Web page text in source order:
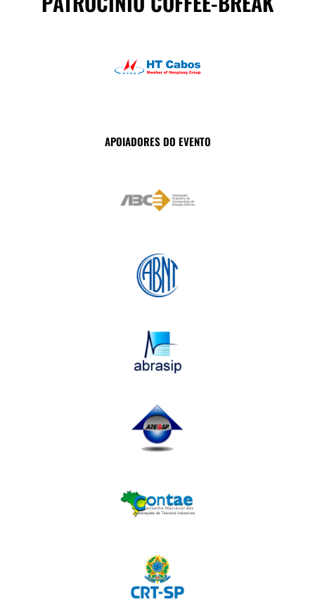
APOIADORES DO EVENTO